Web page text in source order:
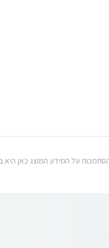
הסתמכות על המידע המוצג כאן